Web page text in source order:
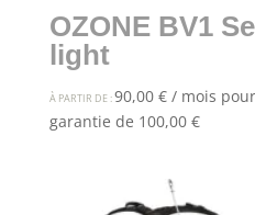
OZONE BV1
light
À PARTIR DE :90,00 € / mois
garantie de 100,00 €